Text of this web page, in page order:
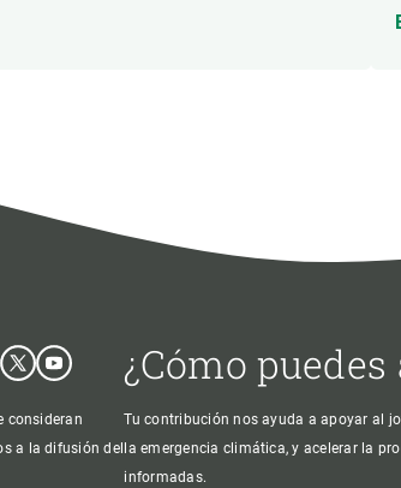
TwitterYoutube
consideran
a la difusión del
¿Cómo
Tu contribución nos ayuda a apoyar al
la emergencia climática, y acelerar la
informadas.